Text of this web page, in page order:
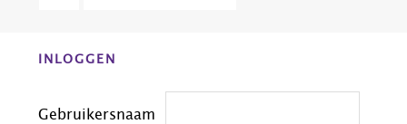
Before
INLOGGEN
Gebruikersnaam